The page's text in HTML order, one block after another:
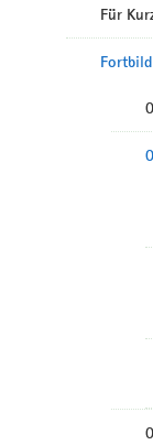
Für